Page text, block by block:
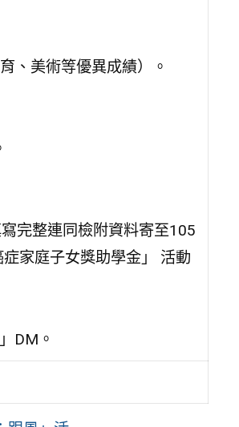
、美術等優異成績）。
完整連同檢附資料寄至105
家庭子女獎助學金」 活動
DM。